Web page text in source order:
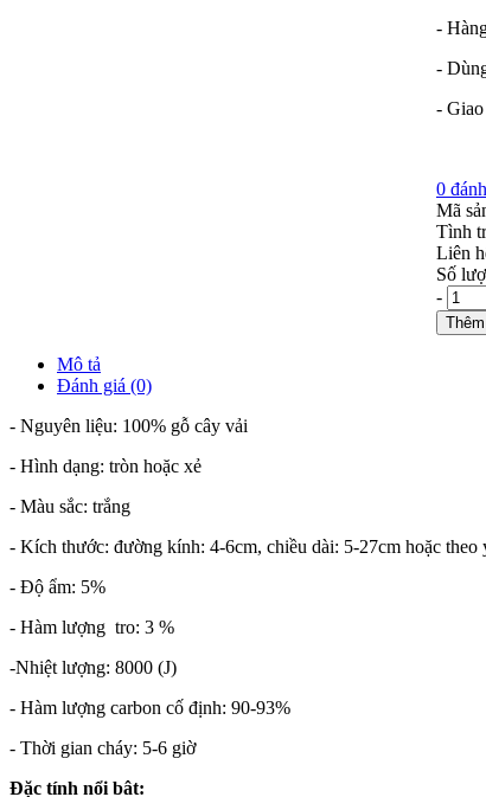
-
-
-
0
Mã
Tình
Liên
Số
-
Mô tả
Đánh giá (0)
- Nguyên liệu: 100% gỗ cây vải
- Hình dạng: tròn hoặc xẻ
- Màu sắc: trắng
- Kích thước: đường kính: 4-6cm, chiều dài: 5-27cm hoặc theo
- Độ ẩm: 5%
- Hàm lượng tro: 3 %
-Nhiệt lượng: 8000 (J)
- Hàm lượng carbon cố định: 90-93%
- Thời gian cháy: 5-6 giờ
Đặc tính nổi bât: